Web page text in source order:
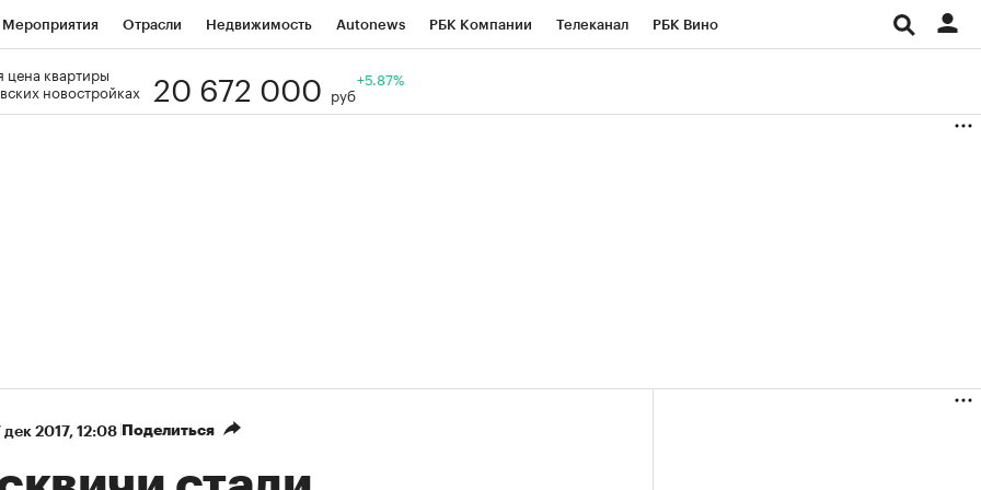
Мероприятия Отрасли Недвижимость Autonews РБК Компании Телеканал РБК Вино
Визионеры
цена квартиры
новостройках
20 672 000 руб
+5.87%
дек 2017, 12:08 Поделиться